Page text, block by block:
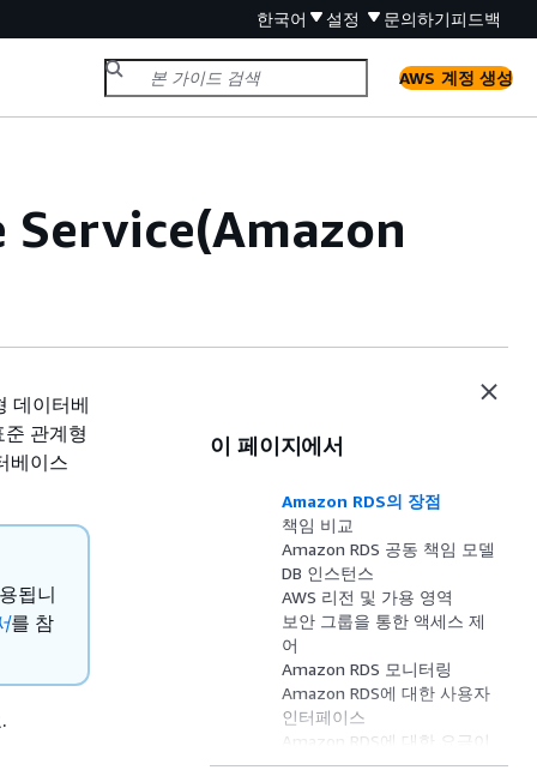
한국어 설정 문의하기피드백
AWS 계정 생성
데이터베
관계형
베이스
됩니
를 참
이 페이지에서
Amazon RDS의 장점
책임 비교
Amazon RDS 공동 책임 모델
DB 인스턴스
AWS 리전 및 가용 영역
보안 그룹을 통한 액세스 제
어
Amazon RDS 모니터링
Amazon RDS에 대한 사용자
인터페이스
Amazon RDS에 대한 요금이
부과되는 방법